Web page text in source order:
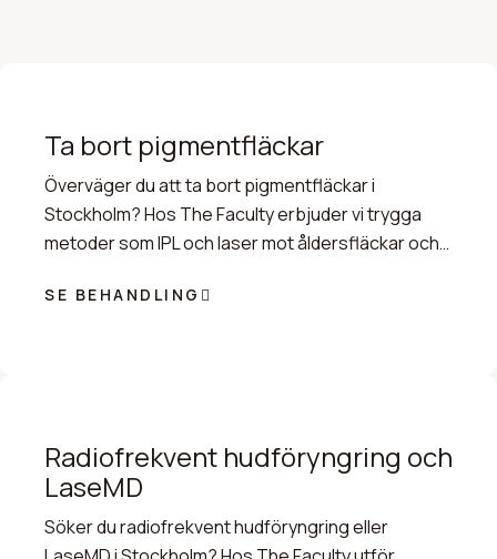
vilken teknologi eller kombination som är bäst lämpad
för din specifika hudtyp.
Ta bort pigmentfläckar
Överväger du att ta bort pigmentfläckar i
Stockholm? Hos The Faculty erbjuder vi trygga
metoder som IPL och laser mot åldersfläckar och
SE BEHANDLING
Radiofrekvent hudföryngring och
LaseMD
Söker du radiofrekvent hudföryngring eller